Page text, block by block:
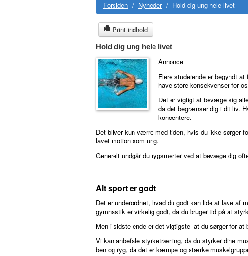
Forsiden / Nyheder / Hold dig ung hele livet
Print indhold
Hold dig ung hele livet
Annonce
Flere studerende er begyndt
have store konsekvenser for
Det er vigtigt at bevæge sig
da det begrænser dig i dit liv.
koncentere.
Det bliver kun værre med tiden, hvis du ikke sørger
lavet motion som ung.
Generelt undgår du rygsmerter ved at bevæge dig
Alt sport er godt
Det er underordnet, hvad du godt kan lide at lave af
gymnastik er virkelig godt, da du bruger tid på at
Men i sidste ende er det vigtigste, at du sørger for
Vi kan anbefale styrketræning, da du styrker dine
ben og ryg, da det er kæmpe og stærke